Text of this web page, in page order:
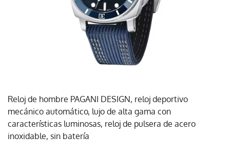
Reloj de hombre PAGANI DESIGN, reloj deportivo
mecánico automático, lujo de alta gama con
características luminosas, reloj de pulsera de acero
inoxidable, sin batería